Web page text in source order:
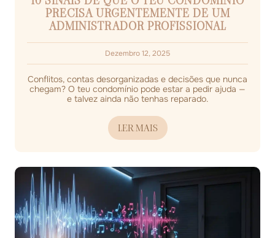
PRECISA URGENTEMENTE DE UM
ADMINISTRADOR PROFISSIONAL
Dezembro 12, 2025
Conflitos, contas desorganizadas e decisões que nunca
chegam? O teu condomínio pode estar a pedir ajuda —
e talvez ainda não tenhas reparado.
LER MAIS